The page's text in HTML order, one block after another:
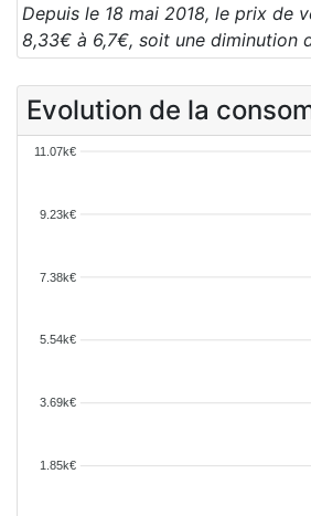
Depuis le 18 mai 2018, le prix de
8,33€ à 6,7€, soit une diminution
Evolution de la
11.07k€
9.23k€
7.38k€
5.54k€
3.69k€
1.85k€